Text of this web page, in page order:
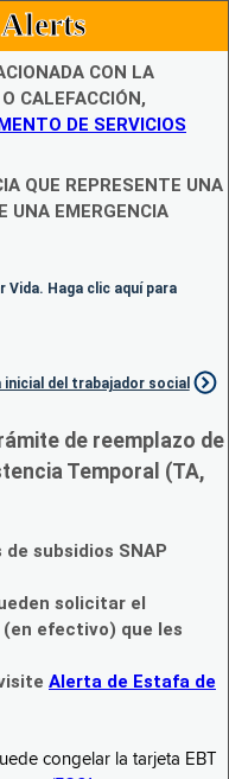
CON LA
CALEFACCIÓN,
DE SERVICIOS
QUE REPRESENTE UNA
UNA EMERGENCIA
Vida. Haga clic aquí para
inicial del trabajador social
de reemplazo de
Temporal (TA,
subsidios SNAP
solicitar el
efectivo) que les
Alerta de Estafa de
congelar la tarjeta EBT